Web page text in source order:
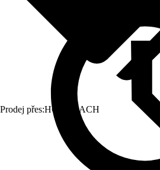
Prodej přes:HORNBACH